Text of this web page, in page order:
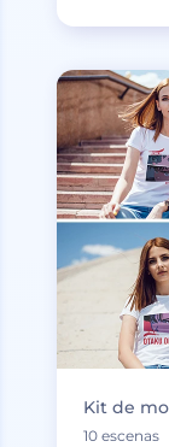
Kit de
10 escenas